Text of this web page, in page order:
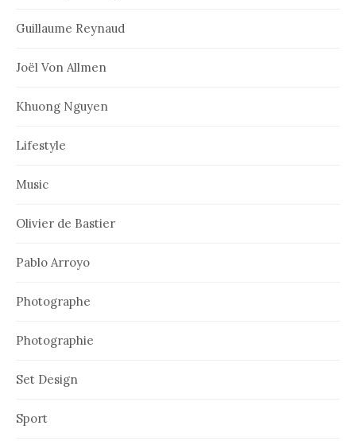
Guillaume Reynaud
Joël Von Allmen
Khuong Nguyen
Lifestyle
Music
Olivier de Bastier
Pablo Arroyo
Photographe
Photographie
Set Design
Sport